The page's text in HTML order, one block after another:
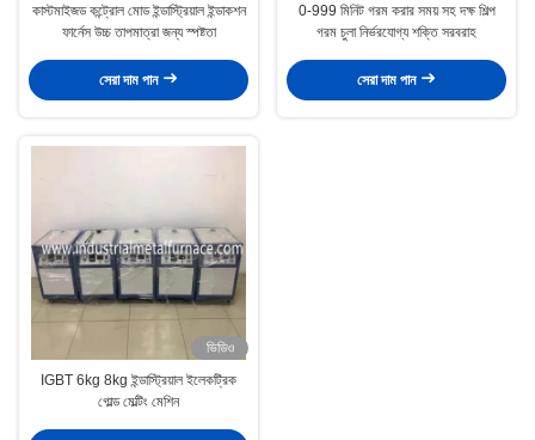
কাস্টমাইজড কন্ট্রোল মোড ইন্ডাস্ট্রিয়াল ইন্ডাকশন
ফার্নেস উচ্চ তাপমাত্রা জন্য স্পষ্টতা
সেরা দাম পান
0-999 মিনিট গরম করার সময় সহ দক্ষ শিল্প
গরম চুলা নির্ভরযোগ্য শক্তি সরবরাহ
সেরা দাম পান
ভিডিও
IGBT 6kg 8kg ইন্ডাস্ট্রিয়াল ইলেকট্রিক
গোল্ড মেল্টিং মেশিন